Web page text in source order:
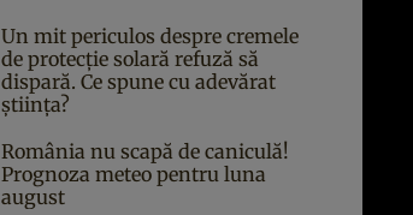
Un mit periculos despre cremele
de protecție solară refuză să
dispară. Ce spune cu adevărat
știința?
România nu scapă de caniculă!
Prognoza meteo pentru luna
august